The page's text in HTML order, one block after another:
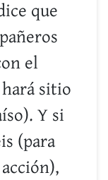
que
el
sitio
Y si
(para